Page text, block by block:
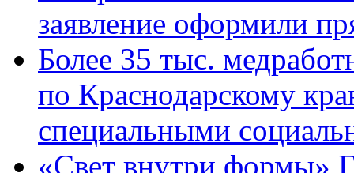
заявление оформили
Более 35 тыс.
по Краснодарскому
специальными
«Свет внутри формы»